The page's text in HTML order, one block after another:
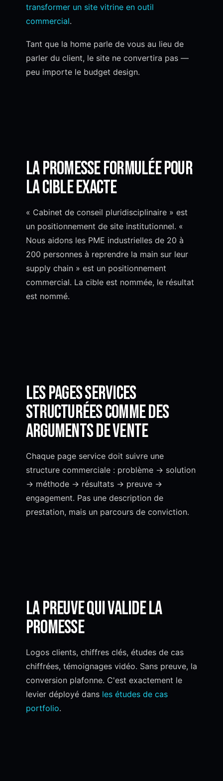
transformer un site vitrine en outil
commercial.
Tant que la home parle de vous au lieu de
parler du client, le site ne convertira pas —
peu importe le budget design.
La promesse formulée pour
la cible exacte
« Cabinet de conseil pluridisciplinaire » est
un positionnement de site institutionnel. «
Nous aidons les PME industrielles de 20 à
200 personnes à reprendre la main sur leur
supply chain » est un positionnement
commercial. La cible est nommée, le résultat
est nommé.
Les pages services
structurées comme des
arguments de vente
Chaque page service doit suivre une
structure commerciale : problème → solution
→ méthode → résultats → preuve →
engagement. Pas une description de
prestation, mais un parcours de conviction.
La preuve qui valide la
promesse
Logos clients, chiffres clés, études de cas
chiffrées, témoignages vidéo. Sans preuve, la
conversion plafonne. C'est exactement le
levier déployé dans les études de cas
portfolio.